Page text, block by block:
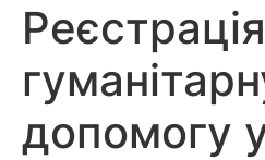
допомогу